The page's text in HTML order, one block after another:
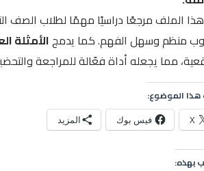
الملف مرجعًا دراسيًا مهمًا لطلاب الصف
منظم وسهل الفهم. كما يدمجالأمثلة
مما يجعله أداة فعّالة للمراجعة والتحضير
هذا الموضوع:
X فيس بوك المزيد
بهذه: